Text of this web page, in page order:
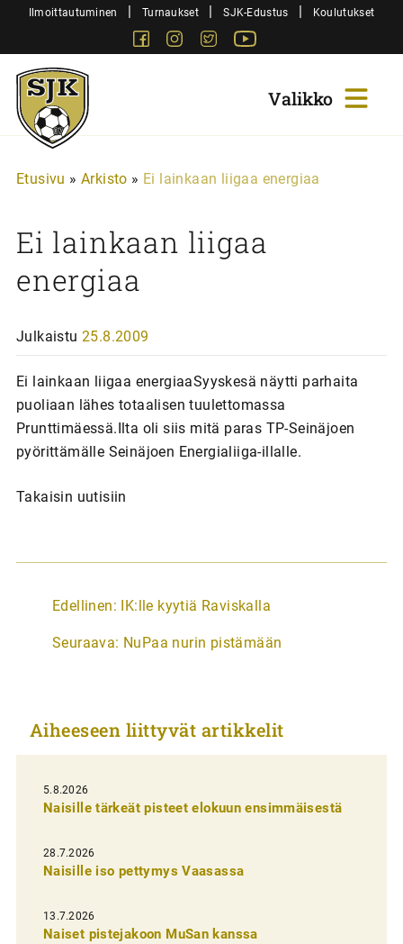
SiirryIlmoittautuminen | Turnaukset | SJK-Edustus | Koulutukset
FacebookInstagram
Twitter
Sjk-
Juniorit
Etusivu » Arkisto » Ei lainkaan liigaa energiaa
Ei lainkaan liigaa
energiaa
Julkaistu 25.8.2009
Ei lainkaan liigaa energiaaSyyskesä näytti parhaita
puoliaan lähes totaalisen tuulettomassa
Prunttimäessä.Ilta oli siis mitä paras TP-Seinäjoen
pyörittämälle Seinäjoen Energialiiga-illalle.
Takaisin uutisiin
A
t
k
e
l
i
e
n
e
Edellinen: IK:lle kyytiä Raviskalla
Seuraava: NuPaa nurin pistämään
Aiheeseen liittyvät artikkelit
5.8.2026
Naisille tärkeät pisteet elokuun ensimmäisestä
28.7.2026
Naisille iso pettymys Vaasassa
13.7.2026
Naiset pistejakoon MuSan kanssa